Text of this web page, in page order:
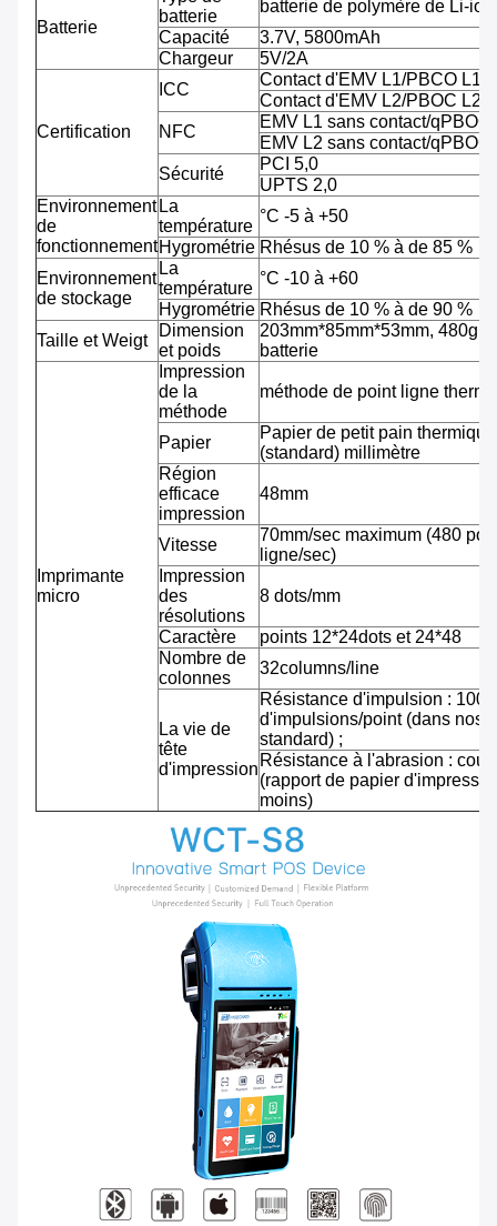
Batterie
batterie
batterie de polymère de Li-ion
Capacité
3.7V, 5800mAh
Chargeur
5V/2A
Certification
ICC
Contact d'EMV L1/PBCO L1
Contact d'EMV L2/PBOC L2
NFC
EMV L1 sans contact/qPBOC
EMV L2 sans contact/qPBOC
Sécurité
PCI 5,0
UPTS 2,0
Environnement
de
fonctionnement
La
température
°C -5 à +50
Hygrométrie Rhésus de 10 % à de 85 %
Environnement
de stockage
La
température
°C -10 à +60
Hygrométrie Rhésus de 10 % à de 90 %
Taille et Weigt
Dimension
et poids
203mm*85mm*53mm, 480g
batterie
Imprimante
micro
Impression
de la
méthode
méthode de point ligne
Papier
Papier de petit pain
(standard) millimètre
Région
efficace
impression
48mm
Vitesse
70mm/sec maximum (480
ligne/sec)
Impression
des
résolutions
8 dots/mm
Caractère
points 12*24dots et 24*48
Nombre de
colonnes
32columns/line
La vie de
tête
d'impression
Résistance d'impulsion : 100
d'impulsions/point (dans nos
standard) ;
Résistance à l'abrasion :
(rapport de papier
moins)